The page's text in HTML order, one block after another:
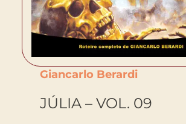
Giancarlo Berardi
JÚLIA – VOL. 09